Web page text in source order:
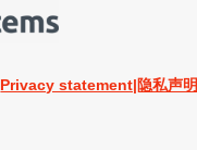
Privacy statement|隐私声明